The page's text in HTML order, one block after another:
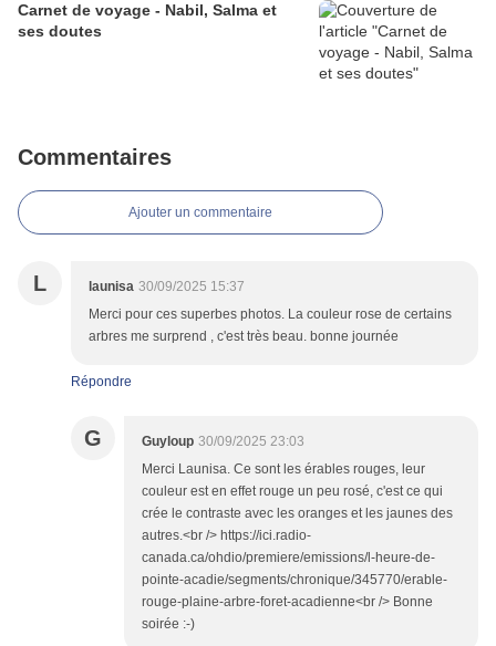
Carnet de voyage - Nabil, Salma et
ses doutes
Commentaires
Ajouter un commentaire
L launisa 30/09/2025 15:37
Merci pour ces superbes photos. La couleur rose de certains
arbres me surprend , c'est très beau. bonne journée
Répondre
G Guyloup 30/09/2025 23:03
Merci Launisa. Ce sont les érables rouges, leur
couleur est en effet rouge un peu rosé, c'est ce qui
crée le contraste avec les oranges et les jaunes des
autres.<br /> https://ici.radio-
canada.ca/ohdio/premiere/emissions/l-heure-de-
pointe-acadie/segments/chronique/345770/erable-
rouge-plaine-arbre-foret-acadienne<br /> Bonne
soirée :-)